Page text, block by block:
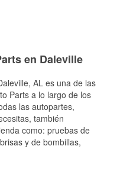
en Daleville
, AL es una de las
Parts a lo largo de los
las autopartes,
también
como: pruebas de
y de bombillas,